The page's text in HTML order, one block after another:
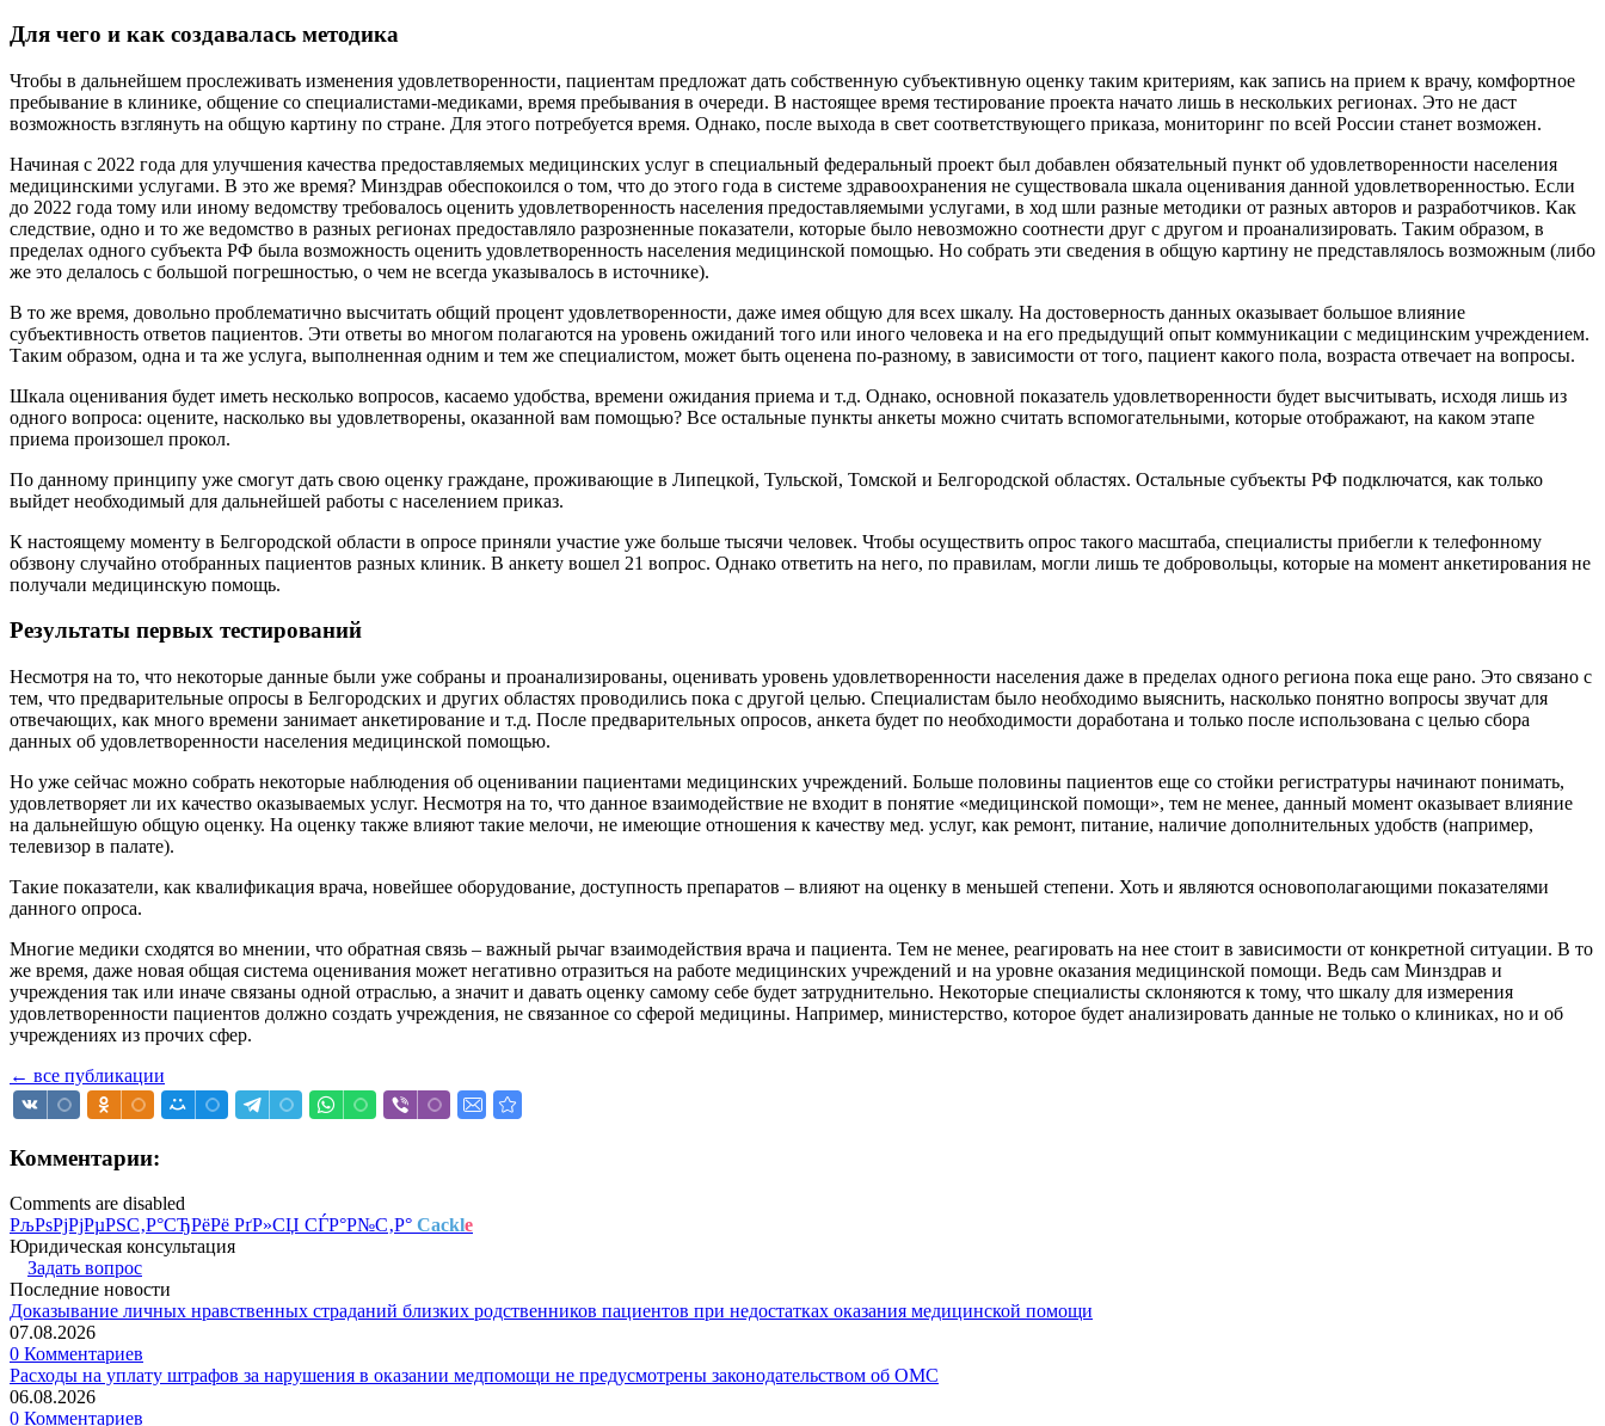
Для чего и как создавалась методика
Чтобы в дальнейшем прослеживать изменения удовлетворенности, пациентам предложат дать собственную субъективную оценку таким критериям, как запись на прием к врачу, комфортное
пребывание в клинике, общение со специалистами-медиками, время пребывания в очереди. В настоящее время тестирование проекта начато лишь в нескольких регионах. Это не даст
возможность взглянуть на общую картину по стране. Для этого потребуется время. Однако, после выхода в свет соответствующего приказа, мониторинг по всей России станет возможен.
Начиная с 2022 года для улучшения качества предоставляемых медицинских услуг в специальный федеральный проект был добавлен обязательный пункт об удовлетворенности населения
медицинскими услугами. В это же время? Минздрав обеспокоился о том, что до этого года в системе здравоохранения не существовала шкала оценивания данной удовлетворенностью. Если
до 2022 года тому или иному ведомству требовалось оценить удовлетворенность населения предоставляемыми услугами, в ход шли разные методики от разных авторов и разработчиков. Как
следствие, одно и то же ведомство в разных регионах предоставляло разрозненные показатели, которые было невозможно соотнести друг с другом и проанализировать. Таким образом, в
пределах одного субъекта РФ была возможность оценить удовлетворенность населения медицинской помощью. Но собрать эти сведения в общую картину не представлялось возможным (либо
же это делалось с большой погрешностью, о чем не всегда указывалось в источнике).
В то же время, довольно проблематично высчитать общий процент удовлетворенности, даже имея общую для всех шкалу. На достоверность данных оказывает большое влияние
субъективность ответов пациентов. Эти ответы во многом полагаются на уровень ожиданий того или иного человека и на его предыдущий опыт коммуникации с медицинским учреждением.
Таким образом, одна и та же услуга, выполненная одним и тем же специалистом, может быть оценена по-разному, в зависимости от того, пациент какого пола, возраста отвечает на вопросы.
Шкала оценивания будет иметь несколько вопросов, касаемо удобства, времени ожидания приема и т.д. Однако, основной показатель удовлетворенности будет высчитывать, исходя лишь из
одного вопроса: оцените, насколько вы удовлетворены, оказанной вам помощью? Все остальные пункты анкеты можно считать вспомогательными, которые отображают, на каком этапе
приема произошел прокол.
По данному принципу уже смогут дать свою оценку граждане, проживающие в Липецкой, Тульской, Томской и Белгородской областях. Остальные субъекты РФ подключатся, как только
выйдет необходимый для дальнейшей работы с населением приказ.
К настоящему моменту в Белгородской области в опросе приняли участие уже больше тысячи человек. Чтобы осуществить опрос такого масштаба, специалисты прибегли к телефонному
обзвону случайно отобранных пациентов разных клиник. В анкету вошел 21 вопрос. Однако ответить на него, по правилам, могли лишь те добровольцы, которые на момент анкетирования не
получали медицинскую помощь.
Результаты первых тестирований
Несмотря на то, что некоторые данные были уже собраны и проанализированы, оценивать уровень удовлетворенности населения даже в пределах одного региона пока еще рано. Это связано с
тем, что предварительные опросы в Белгородских и других областях проводились пока с другой целью. Специалистам было необходимо выяснить, насколько понятно вопросы звучат для
отвечающих, как много времени занимает анкетирование и т.д. После предварительных опросов, анкета будет по необходимости доработана и только после использована с целью сбора
данных об удовлетворенности населения медицинской помощью.
Но уже сейчас можно собрать некоторые наблюдения об оценивании пациентами медицинских учреждений. Больше половины пациентов еще со стойки регистратуры начинают понимать,
удовлетворяет ли их качество оказываемых услуг. Несмотря на то, что данное взаимодействие не входит в понятие «медицинской помощи», тем не менее, данный момент оказывает влияние
на дальнейшую общую оценку. На оценку также влияют такие мелочи, не имеющие отношения к качеству мед. услуг, как ремонт, питание, наличие дополнительных удобств (например,
телевизор в палате).
Такие показатели, как квалификация врача, новейшее оборудование, доступность препаратов – влияют на оценку в меньшей степени. Хоть и являются основополагающими показателями
данного опроса.
Многие медики сходятся во мнении, что обратная связь – важный рычаг взаимодействия врача и пациента. Тем не менее, реагировать на нее стоит в зависимости от конкретной ситуации. В то
же время, даже новая общая система оценивания может негативно отразиться на работе медицинских учреждений и на уровне оказания медицинской помощи. Ведь сам Минздрав и
учреждения так или иначе связаны одной отраслью, а значит и давать оценку самому себе будет затруднительно. Некоторые специалисты склоняются к тому, что шкалу для измерения
удовлетворенности пациентов должно создать учреждения, не связанное со сферой медицины. Например, министерство, которое будет анализировать данные не только о клиниках, но и об
учреждениях из прочих сфер.
← все публикации
Комментарии:
Comments are disabled
РљРѕРјРјРµРЅС‚Р°СЂРёРё РґР»СЏ СЃР°Р№С‚Р° Cackle
Юридическая консультация
Задать вопрос
Последние новости
Доказывание личных нравственных страданий близких родственников пациентов при недостатках оказания медицинской помощи
07.08.2026
0 Комментариев
Расходы на уплату штрафов за нарушения в оказании медпомощи не предусмотрены законодательством об ОМС
06.08.2026
0 Комментариев